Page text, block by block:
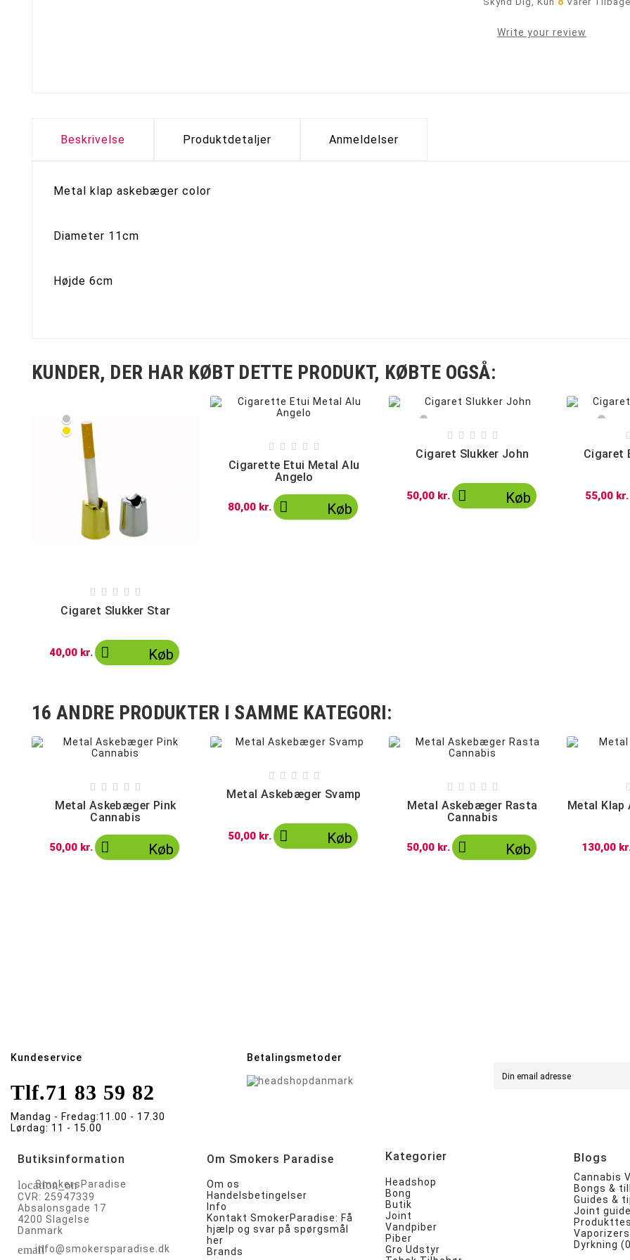
Write your review
Beskrivelse Produktdetaljer Anmeldelser
Metal klap askebæger color
Diameter 11cm
Højde 6cm
KUNDER, DER HAR KØBT DETTE PRODUKT, KØBTE OGSÅ:
Sølv
Guld
    
Cigaret Slukker Star
40,00 kr.  Køb
    
Cigarette Etui Metal Alu
Angelo
80,00 kr.  Køb
Sølv
    
Cigaret Slukker John
50,00 kr.  Køb
Sølv

Cigaret
55,00 kr.
16 ANDRE PRODUKTER I SAMME KATEGORI:
    
Metal Askebæger Pink
Cannabis
50,00 kr.  Køb
    
Metal Askebæger Svamp
50,00 kr.  Køb
    
Metal Askebæger Rasta
Cannabis
50,00 kr.  Køb

Metal
130,00
Kundeservice
Tlf.71 83 59 82
Mandag - Fredag:11.00 - 17.30
Lørdag: 11 - 15.00
Betalingsmetoder
Butiksinformation
location_on
SmokersParadise
CVR: 25947339
Absalonsgade 17
4200 Slagelse
Danmark
emailinfo@smokersparadise.dk
Om Smokers Paradise
Om os
Handelsbetingelser
Info
Kontakt SmokerParadise: Få
hjælp og svar på spørgsmål
her
Brands
Kategorier
Headshop
Bong
Butik
Joint
Vandpiber
Piber
Gro Udstyr
Blogs
Cannabis
Bongs &
Guides &
Joint
Dyrkning